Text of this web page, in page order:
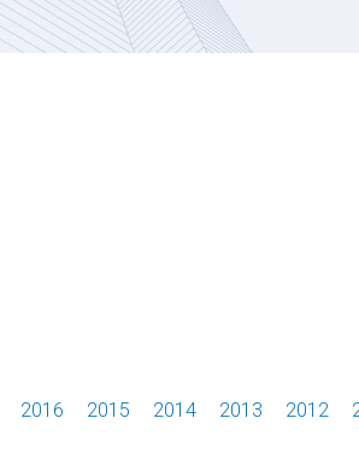
2016 2015 2014 2013 2012